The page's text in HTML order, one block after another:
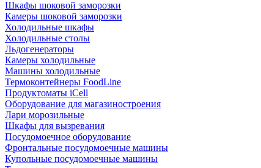
Шкафы шоковой заморозки
Камеры шоковой заморозки
Холодильные шкафы
Холодильные столы
Льдогенераторы
Камеры холодильные
Машины холодильные
Термоконтейнеры FoodLine
Продуктоматы iCell
Оборудование для магазиностроения
Лари морозильные
Шкафы для вызревания
Посудомоечное оборудование
Фронтальные посудомоечные машины
Купольные посудомоечные машины